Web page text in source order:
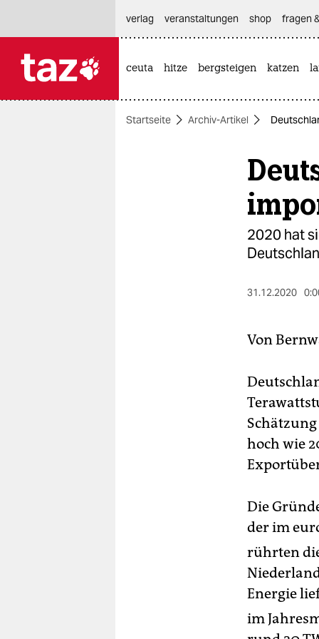
themen
verlag
veranstaltungen shop fragen
ceuta hitze bergsteigen katzen
Startseite Archiv-Artikel
2020 hat
31.12.2020
Von
hoch wie
Die
der im
rührten
Energie
im